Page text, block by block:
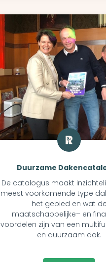
Duurzame
De catalogus maakt
meest voorkomende type
het gebied en wat de
maatschappelijke– en
voordelen zijn van een
en duurzaam dak.